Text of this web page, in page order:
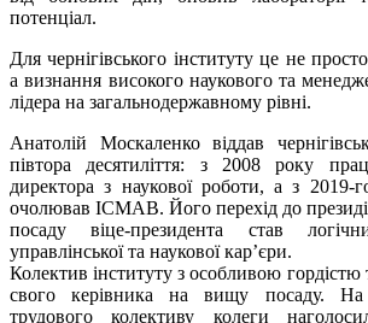
потенціал.
Для чернігівського інституту це не
а визнання високого наукового та
лідера на загальнодержавному рівні.
Анатолій Москаленко віддав
півтора десятиліття: з 2008 року
директора з наукової роботи, а з 2019-
очолював ІСМАВ. Його перехід до
посаду віце-президента став
управлінської та наукової кар’єри.
Колектив інституту з особливою гордістю
свого керівника на вищу посаду. На
трудового колективу колеги